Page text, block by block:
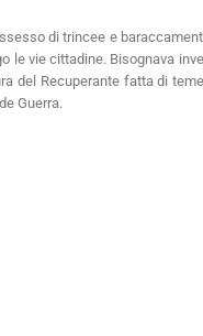
di trincee e
vie cittadine. Bisognava
del Recuperante fatta di
Guerra.